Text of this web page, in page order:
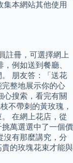
集本網站其他使用
註冊，可選擇網上
例如送到餐廳、
朋友答：「送花
整地展示你的心
心搜索，看完有關
不帶刺的黃玫瑰，
在網上花店，從
萬選選中了一個價
沒有那麼講究，分
的玫塊花束才能與